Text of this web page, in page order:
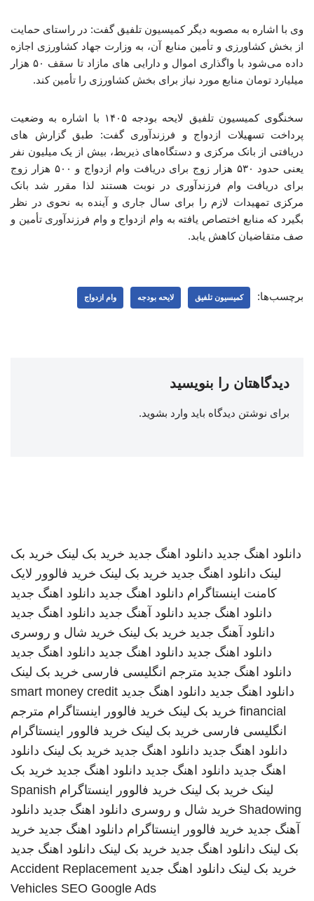
وی با اشاره به مصوبه دیگر کمیسیون تلفیق گفت: در راستای حمایت
از بخش کشاورزی و تأمین منابع آن، به وزارت جهاد کشاورزی اجازه
داده می‌شود با واگذاری اموال و دارایی های مازاد تا سقف ۵۰ هزار
میلیارد تومان منابع مورد نیاز برای بخش کشاورزی را تأمین کند.
سخنگوی کمیسیون تلفیق لایحه بودجه ۱۴۰۵ با اشاره به وضعیت
پرداخت تسهیلات ازدواج و فرزندآوری گفت: طبق گزارش های
دریافتی از بانک مرکزی و دستگاه‌های ذیربط، بیش از یک میلیون نفر
یعنی حدود ۵۳۰ هزار زوج برای دریافت وام ازدواج و ۵۰۰ هزار زوج
برای دریافت وام فرزندآوری در نوبت هستند لذا مقرر شد بانک
مرکزی تمهیدات لازم را برای سال جاری و آینده به نحوی در نظر
بگیرد که منابع اختصاص یافته به وام ازدواج و وام فرزندآوری تأمین و
صف متقاضیان کاهش یابد.
برچسب‌ها: کمیسیون تلفیق لایحه بودجه وام ازدواج
دیدگاهتان را بنویسید
برای نوشتن دیدگاه باید وارد بشوید.
دانلود اهنگ جدید دانلود اهنگ جدید خرید بک لینک خرید بک
لینک دانلود اهنگ جدید خرید بک لینک خرید فالوور لایک
کامنت اینستاگرام دانلود اهنگ جدید دانلود اهنگ جدید
دانلود اهنگ جدید دانلود آهنگ جدید دانلود اهنگ جدید
دانلود آهنگ جدید خرید بک لینک خرید شال و روسری
دانلود اهنگ جدید دانلود اهنگ جدید دانلود اهنگ جدید
دانلود اهنگ جدید مترجم انگلیسی فارسی خرید بک لینک
دانلود اهنگ جدید دانلود اهنگ جدید smart money credit
financial خرید بک لینک خرید فالوور اینستاگرام مترجم
انگلیسی فارسی خرید بک لینک خرید فالوور اینستاگرام
دانلود اهنگ جدید دانلود اهنگ جدید خرید بک لینک دانلود
اهنگ جدید دانلود اهنگ جدید دانلود اهنگ جدید خرید بک
لینک خرید بک لینک خرید فالوور اینستاگرام Spanish
Shadowing خرید شال و روسری دانلود اهنگ جدید دانلود
آهنگ جدید خرید فالوور اینستاگرام دانلود اهنگ جدید خرید
بک لینک دانلود اهنگ جدید خرید بک لینک دانلود اهنگ جدید
خرید بک لینک دانلود اهنگ جدید Accident Replacement
Vehicles SEO Google Ads